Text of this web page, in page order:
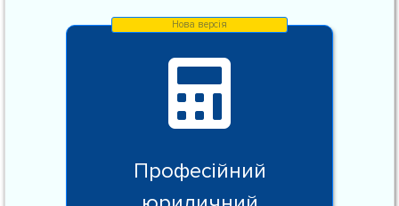
Професійний